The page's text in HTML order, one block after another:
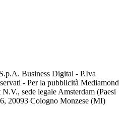
Business Digital - P.Iva
- Per la pubblicità Mediamond
sede legale Amsterdam (Paesi
20093 Cologno Monzese (MI)